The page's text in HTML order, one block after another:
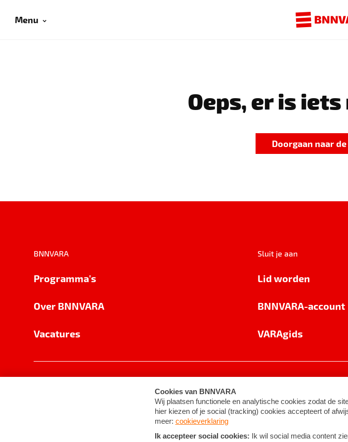
Menu
Oeps, er is
Doorgaan naar
BNNVARA
Programma's
Over BNNVARA
Vacatures
Sluit je aan
Lid worden
BNNVARA-account
VARAgids
Cookie-instellingen Algemene voorwaarden ©2026